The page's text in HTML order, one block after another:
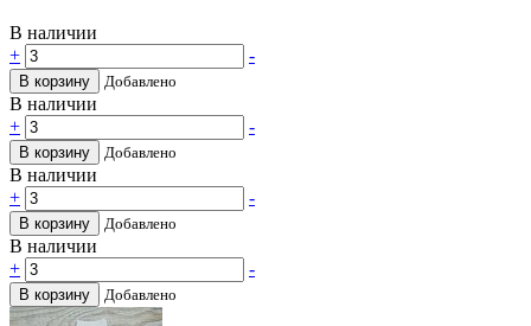
В наличии
+
-
В корзину Добавлено
В наличии
+
-
В корзину Добавлено
В наличии
+
-
В корзину Добавлено
В наличии
+
-
В корзину Добавлено